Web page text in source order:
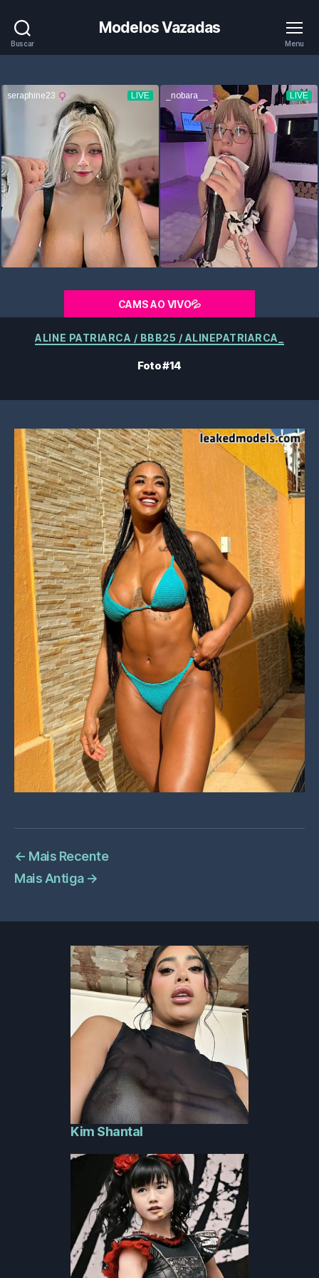
Buscar
Modelos Vazadas
Menu
CAMS AO VIVO💦
Categorias
ALINE PATRIARCA / BBB25 / ALINEPATRIARCA_
Foto #14
← Mais Recente
Mais Antiga →
Kim Shantal